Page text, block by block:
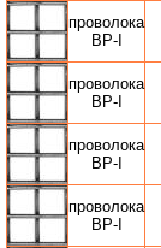
проволока
ВР-I
проволока
ВР-I
проволока
ВР-I
проволока
ВР-I